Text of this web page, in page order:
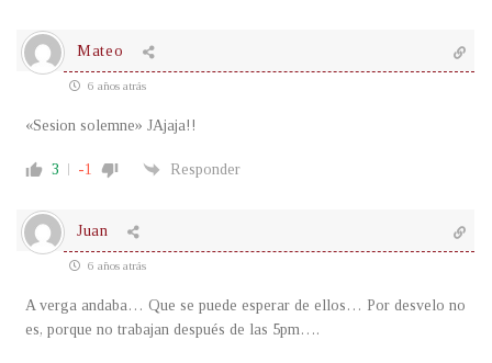
Mateo
6 años atrás
«Sesion solemne» JAjaja!!
3 -1 Responder
Juan
6 años atrás
A verga andaba… Que se puede esperar de ellos… Por desvelo no
es, porque no trabajan después de las 5pm….